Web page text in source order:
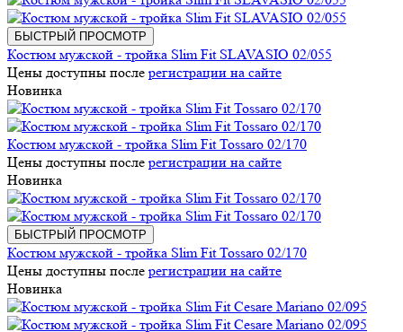
БЫСТРЫЙ ПРОСМОТР
Костюм мужской - тройка Slim Fit SLAVASIO 02/055
Цены доступны после регистрации на сайте
Новинка
Костюм мужской - тройка Slim Fit Tossaro 02/170
Цены доступны после регистрации на сайте
Новинка
БЫСТРЫЙ ПРОСМОТР
Костюм мужской - тройка Slim Fit Tossaro 02/170
Цены доступны после регистрации на сайте
Новинка